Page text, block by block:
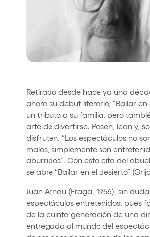
Do you want to work with us?
elrow News
Follow us on tiktok
Follow us on facebook
Follow us on instagram
Follow us on twitter
Follow us on linkedin
Follow us on youtube
Sustainability Policy
Retirado desde hace ya una
ahora su debut literario, “Bailar en
un tributo a su familia, pero
arte de divertirse. Pasen, lean y,
disfruten. “Los espectáculos no
malos, simplemente son
aburridos”. Con esta cita del
se abre “Bailar en el desierto”
Juan Arnau (Fraga, 1956), sin
espectáculos entretenidos, pues
de la quinta generación de una
entregada al mundo del